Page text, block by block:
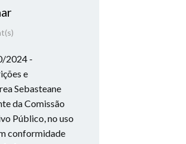
2024 -
e
Sebasteane
da Comissão
Público, no uso
conformidade